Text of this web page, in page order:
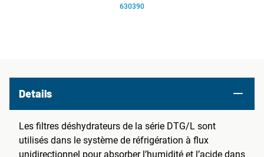
630390
Details
Les filtres déshydrateurs de la série DTG/L sont
utilisés dans le système de réfrigération à flux
unidirectionnel pour absorber l’humidité et l’acide dans